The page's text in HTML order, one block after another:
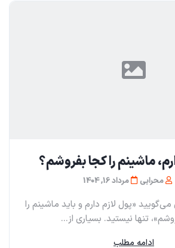
ماشینم را کجا بفروشم؟
محرابی مرداد 16, 1404
می‌گویید «پول لازم دارم و باید ماشینم را
تنها نیستید. بسیاری از...
ادامه مطلب